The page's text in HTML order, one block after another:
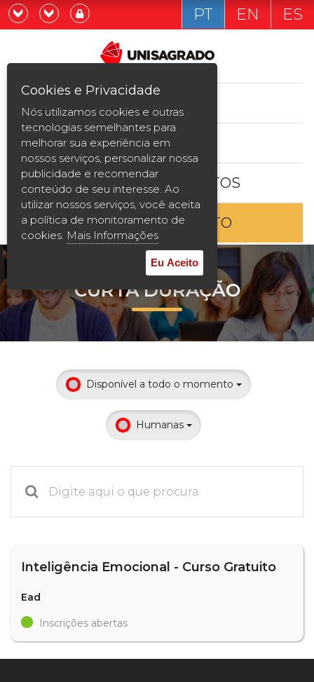
Graduação
Pós-graduação e MBA
Curta Duração
Vestibular
2ª Graduação
Transferência
Reingresso
Prouni
Desconto de pontualidade
Já sou estudande
Quero ser estudante
PT EN ES
ESTUDE AQUI
BOLSAS E DESCONTOS
ENTRE EM CONTATO
CURTA DURAÇÃO
Disponível a todo o momento
Humanas
Inteligência Emocional - Curso Gratuito
Ead
Inscrições abertas
Cookies e Privacidade
Nós utilizamos cookies e outras
tecnologias semelhantes para
melhorar sua experiência em
nossos serviços, personalizar nossa
publicidade e recomendar
conteúdo de seu interesse. Ao
utilizar nossos serviços, você aceita
a política de monitoramento de
cookies. Mais Informações
Eu Aceito